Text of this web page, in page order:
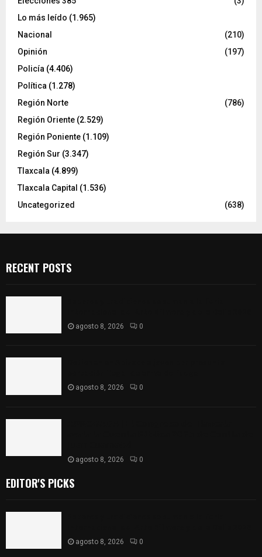
Lo más leído (1.965)
Nacional
(210)
Opinión
(197)
Policía (4.406)
Política (1.278)
Región Norte
(786)
Región Oriente (2.529)
Región Poniente (1.109)
Región Sur (3.347)
Tlaxcala (4.899)
Tlaxcala Capital (1.536)
Uncategorized
(638)
RECENT POSTS
agosto 8, 2026 0
agosto 8, 2026 0
agosto 8, 2026 0
EDITOR'S PICKS
agosto 8, 2026 0